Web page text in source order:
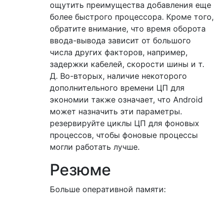
ощутить преимущества добавления еще
более быстрого процессора. Кроме того,
обратите внимание, что время оборота
ввода-вывода зависит от большого
числа других факторов, например,
задержки кабелей, скорости шины и т.
Д. Во-вторых, наличие некоторого
дополнительного времени ЦП для
экономии также означает, что Android
может назначить эти параметры.
резервируйте циклы ЦП для фоновых
процессов, чтобы фоновые процессы
могли работать лучше.
Резюме
Больше оперативной памяти: